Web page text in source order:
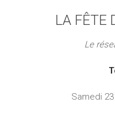
LA FÊTE
Le
Samedi